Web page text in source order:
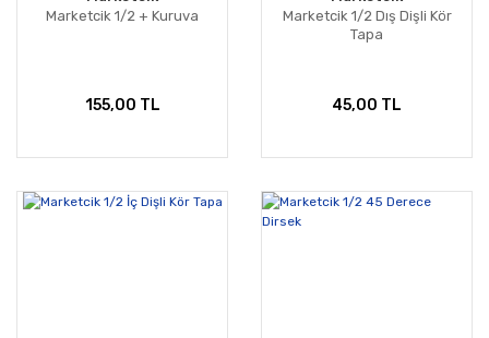
Marketcik 1/2 + Kuruva
155,00 TL
Marketcik 1/2 Dış Dişli Kör
Tapa
45,00 TL